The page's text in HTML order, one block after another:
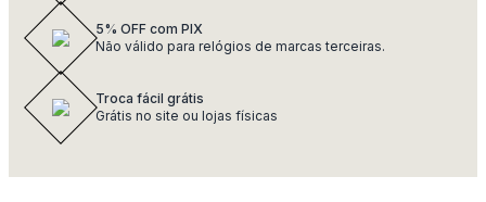
5% OFF com PIX
Não válido para relógios de marcas terceiras.
Troca fácil grátis
Grátis no site ou lojas físicas